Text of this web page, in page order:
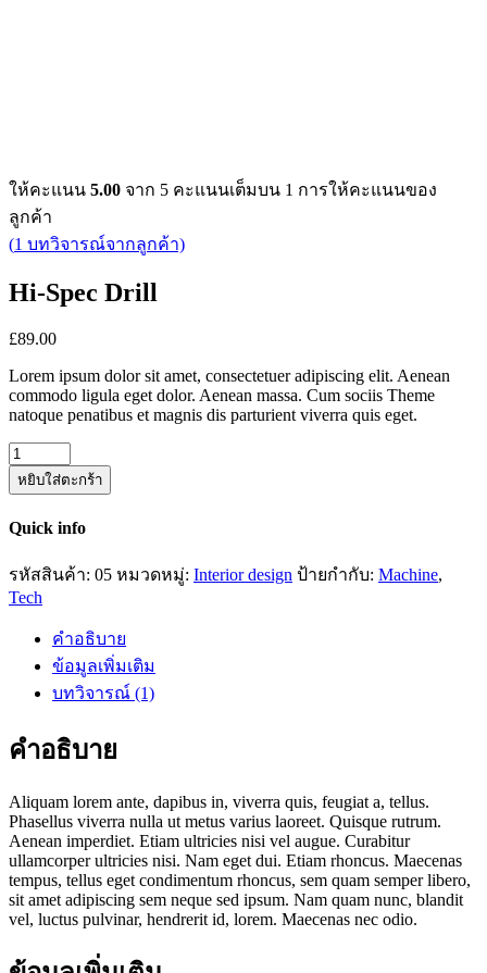
ให้คะแนน 5.00 จาก 5 คะแนนเต็มบน 1 การให้คะแนนของ
ลูกค้า
(1 บทวิจารณ์จากลูกค้า)
Hi-Spec Drill
£89.00
Lorem ipsum dolor sit amet, consectetuer adipiscing elit. Aenean
commodo ligula eget dolor. Aenean massa. Cum sociis Theme
natoque penatibus et magnis dis parturient viverra quis eget.
Quantity
หยิบใส่ตะกร้า
Quick info
รหัสสินค้า: 05 หมวดหมู่: Interior design ป้ายกำกับ: Machine,
Tech
คำอธิบาย
ข้อมูลเพิ่มเติม
บทวิจารณ์ (1)
คำอธิบาย
Aliquam lorem ante, dapibus in, viverra quis, feugiat a, tellus.
Phasellus viverra nulla ut metus varius laoreet. Quisque rutrum.
Aenean imperdiet. Etiam ultricies nisi vel augue. Curabitur
ullamcorper ultricies nisi. Nam eget dui. Etiam rhoncus. Maecenas
tempus, tellus eget condimentum rhoncus, sem quam semper libero,
sit amet adipiscing sem neque sed ipsum. Nam quam nunc, blandit
vel, luctus pulvinar, hendrerit id, lorem. Maecenas nec odio.